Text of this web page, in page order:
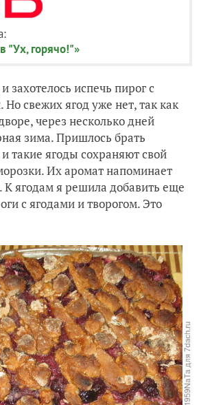
"Ух, горячо!"»
захотелось испечь пирог с
свежих ягод уже нет, так как
через несколько дней
зима. Пришлось брать
такие ягоды сохраняют свой
Их аромат напоминает
К ягодам я решила добавить еще
с ягодами и творогом. Это